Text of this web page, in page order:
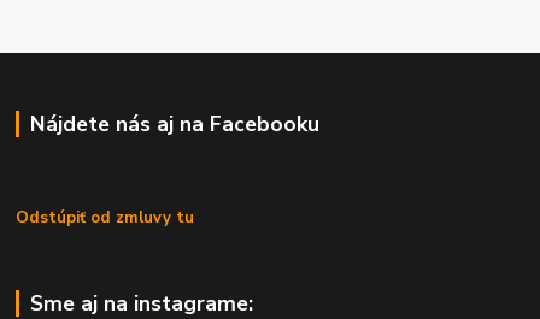
Nájdete nás aj na Facebooku
Odstúpiť od zmluvy tu
Sme aj na instagrame: